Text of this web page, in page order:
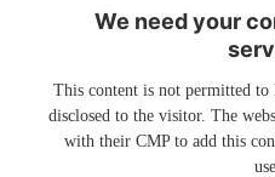
We need your
This content is not permitted to
disclosed to the visitor. The
with their CMP to add this